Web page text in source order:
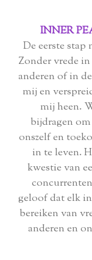
INNER
De eerste stap
Zonder vrede
anderen of in
mij en
mij heen.
bijdragen
onszelf en
in te leven.
kwestie van
geloof dat elk
bereiken van
anderen en